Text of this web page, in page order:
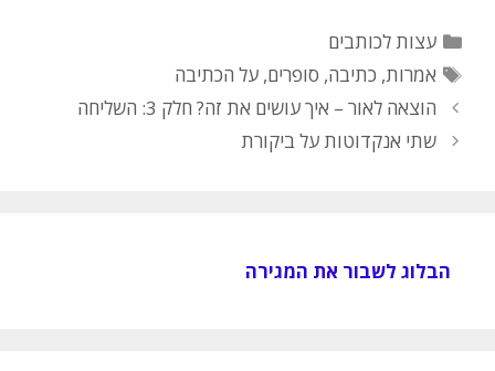
קטגוריות
עצות לכותבים
תגיות
אמרות, כתיבה, סופרים,על הכתיבה
הוצאה לאור – איך עושים את זה? חלק 3: השליחה
שתי אנקדוטות על ביקורת
הבלוג לשבור את המגירה